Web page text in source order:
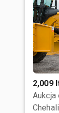
2,009
Aukcja